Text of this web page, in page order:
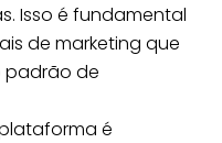
Isso é fundamental
de marketing que
padrão de
é